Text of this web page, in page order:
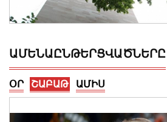
ԱՄԵՆԱԸՆԹԵՐՑՎԱԾՆԵՐԸ
ՕՐ ՇԱԲԱԹ ԱՄԻՍ